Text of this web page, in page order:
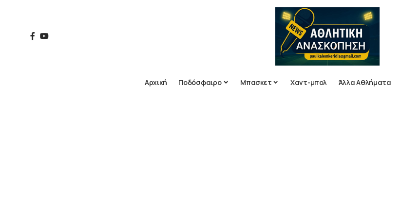
Αρχική Ποδόσφαιρο Μπασκετ Χαντ-μπολ Άλλα Αθλήματα